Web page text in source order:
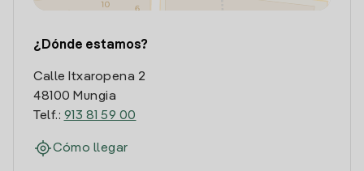
¿Dónde estamos?
Calle Itxaropena 2
48100 Mungia
Telf.: 913 81 59 00
Cómo llegar